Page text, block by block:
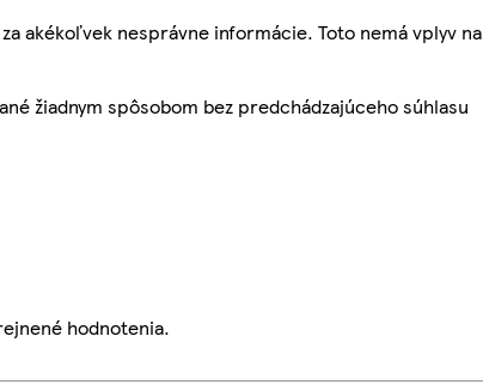
akékoľvek nesprávne informácie. Toto nemá vplyv na
žiadnym spôsobom bez predchádzajúceho súhlasu
hodnotenia.